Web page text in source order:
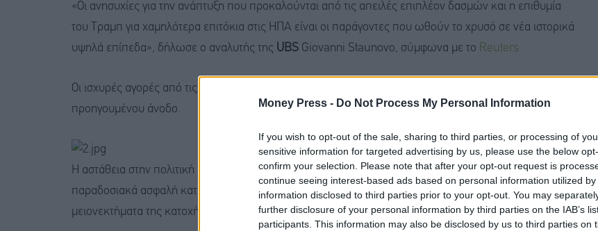
Money Press - Do Not Process My Personal Information
If you wish to opt-out of the sale, sharing to third parties, or processing of
sensitive information for targeted advertising by us, please use the below
confirm your selection. Please note that after your opt-out request is
continue seeing interest-based ads based on personal information utilized
information disclosed to third parties prior to your opt-out. You may
further disclosure of your personal information by third parties on the IAB’s
participants. This information may also be disclosed by us to third parties on
«Οι ανησυχίες για την ανάπτυξη που προκαλούνται από τις απειλές επιπλέον δασμών και η επιθυμία
του Τραμπ για χαμηλότερα επιτόκια στις ΗΠΑ είναι οι παράγοντες που ωθούν το χρυσό σε νέα ιστορικά
υψηλά επίπεδα», δήλωσε ο αναλυτής της UBS Giovanni Staunovo, σύμφωνα με το Reuters.
Οι ισχυρές αγορές από τις κεντρικές τράπεζες και οι εισροές σε ETF έχουν επίσης συμβάλει στην άνευ
προηγουμένου άνοδο.
Η αστάθεια στην πολιτική και τα πολιτικά ζητήματα ωθεί τους επενδυτές να αποθηκεύουν αξία σε
παραδοσιακά ασφαλή καταφύγια όπως ο χρυσός, ενώ τα χαμηλότερα επιτόκια περιορίζουν τα
μειονεκτήματα της κατοχής μη αποδοτικών περιουσιακών στοιχείων.